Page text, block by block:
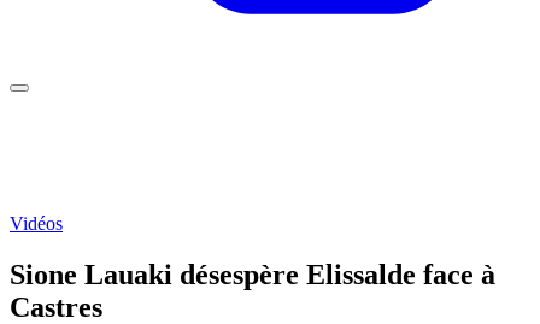
Vidéos
Sione Lauaki désespère Elissalde face à
Castres